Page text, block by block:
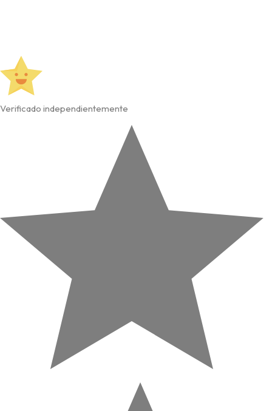
Verificado independientemente